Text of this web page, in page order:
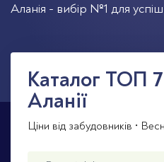
Аланія - вибір №1 для
Каталог TOП
Аланії
Ціни від забудовників •